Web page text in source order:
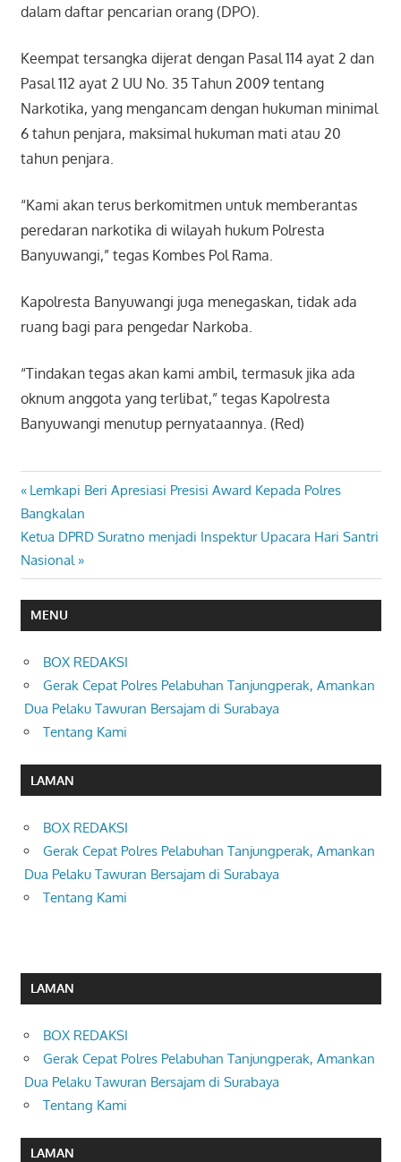
dalam daftar pencarian orang (DPO).
Keempat tersangka dijerat dengan Pasal 114 ayat 2 dan
Pasal 112 ayat 2 UU No. 35 Tahun 2009 tentang
Narkotika, yang mengancam dengan hukuman minimal
6 tahun penjara, maksimal hukuman mati atau 20
tahun penjara.
“Kami akan terus berkomitmen untuk memberantas
peredaran narkotika di wilayah hukum Polresta
Banyuwangi,” tegas Kombes Pol Rama.
Kapolresta Banyuwangi juga menegaskan, tidak ada
ruang bagi para pengedar Narkoba.
“Tindakan tegas akan kami ambil, termasuk jika ada
oknum anggota yang terlibat,” tegas Kapolresta
Banyuwangi menutup pernyataannya. (Red)
Navigasi
pos
Previous
Post:
Lemkapi Beri Apresiasi Presisi Award Kepada Polres
Bangkalan
Next
Post:
Ketua DPRD Suratno menjadi Inspektur Upacara Hari Santri
Nasional
MENU
BOX REDAKSI
Gerak Cepat Polres Pelabuhan Tanjungperak, Amankan
Dua Pelaku Tawuran Bersajam di Surabaya
Tentang Kami
LAMAN
BOX REDAKSI
Gerak Cepat Polres Pelabuhan Tanjungperak, Amankan
Dua Pelaku Tawuran Bersajam di Surabaya
Tentang Kami
LAMAN
BOX REDAKSI
Gerak Cepat Polres Pelabuhan Tanjungperak, Amankan
Dua Pelaku Tawuran Bersajam di Surabaya
Tentang Kami
LAMAN